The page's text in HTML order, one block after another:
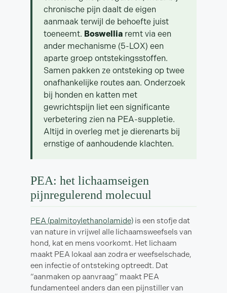
chronische pijn daalt de eigen
aanmaak terwijl de behoefte juist
toeneemt. Boswellia remt via een
ander mechanisme (5-LOX) een
aparte groep ontstekingsstoffen.
Samen pakken ze ontsteking op twee
onafhankelijke routes aan. Onderzoek
bij honden en katten met
gewrichtspijn liet een significante
verbetering zien na PEA-suppletie.
Altijd in overleg met je dierenarts bij
ernstige of aanhoudende klachten.
PEA: het lichaamseigen
pijnregulerend molecuul
PEA (palmitoylethanolamide) is een stofje dat
van nature in vrijwel alle lichaamsweefsels van
hond, kat en mens voorkomt. Het lichaam
maakt PEA lokaal aan zodra er weefselschade,
een infectie of ontsteking optreedt. Dat
“aanmaken op aanvraag” maakt PEA
fundamenteel anders dan een pijnstiller van